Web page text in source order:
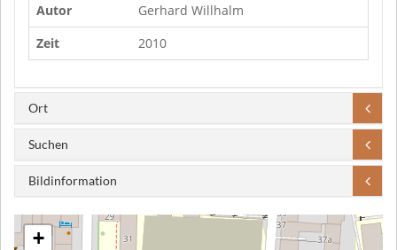
Autor
Gerhard Willhalm
Zeit
2010
Ort
Suchen
Bildinformation
+